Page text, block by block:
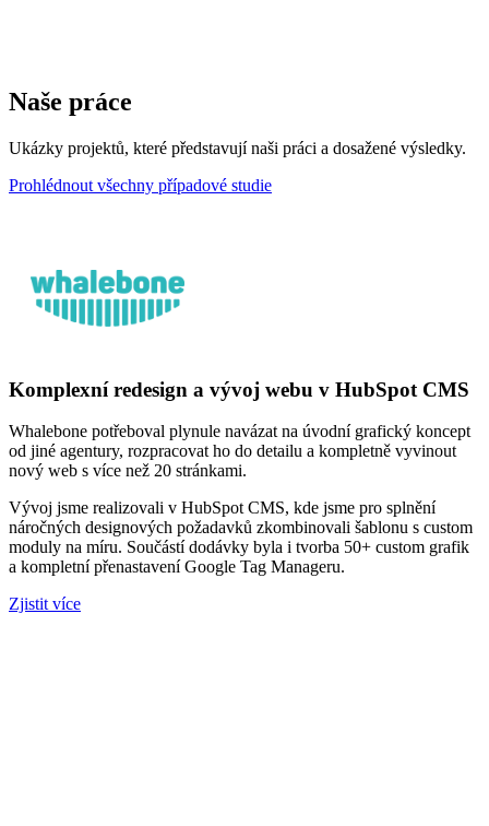
Naše práce
Ukázky projektů, které představují naši práci a dosažené výsledky.
Prohlédnout všechny případové studie
Komplexní redesign a vývoj webu v HubSpot CMS
Whalebone potřeboval plynule navázat na úvodní grafický koncept
od jiné agentury, rozpracovat ho do detailu a kompletně vyvinout
nový web s více než 20 stránkami.
Vývoj jsme realizovali v HubSpot CMS, kde jsme pro splnění
náročných designových požadavků zkombinovali šablonu s custom
moduly na míru. Součástí dodávky byla i tvorba 50+ custom grafik
a kompletní přenastavení Google Tag Manageru.
Zjistit více